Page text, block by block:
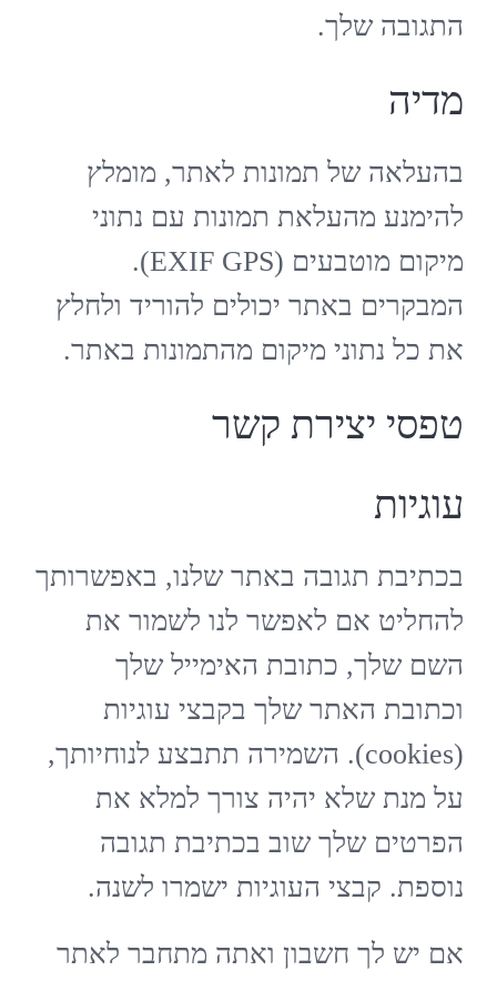
התגובה שלך.
מדיה
בהעלאה של תמונות לאתר, מומלץ
להימנע מהעלאת תמונות עם נתוני
מיקום מוטבעים (EXIF GPS).
המבקרים באתר יכולים להוריד ולחלץ
את כל נתוני מיקום מהתמונות באתר.
טפסי יצירת קשר
עוגיות
בכתיבת תגובה באתר שלנו, באפשרותך
להחליט אם לאפשר לנו לשמור את
השם שלך, כתובת האימייל שלך
וכתובת האתר שלך בקבצי עוגיות
(cookies). השמירה תתבצע לנוחיותך,
על מנת שלא יהיה צורך למלא את
הפרטים שלך שוב בכתיבת תגובה
נוספת. קבצי העוגיות ישמרו לשנה.
אם יש לך חשבון ואתה מתחבר לאתר